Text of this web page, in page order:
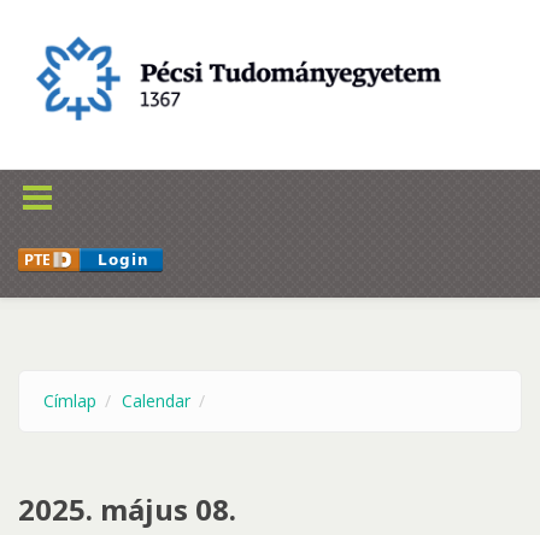
Címlap Calendar
2025. május 08.